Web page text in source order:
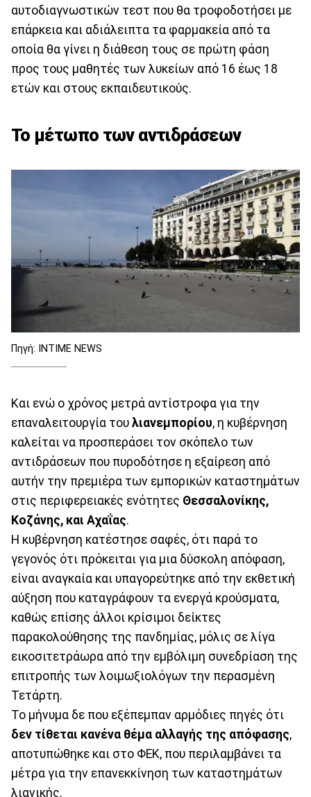
αυτοδιαγνωστικών τεστ που θα τροφοδοτήσει με
επάρκεια και αδιάλειπτα τα φαρμακεία από τα
οποία θα γίνει η διάθεση τους σε πρώτη φάση
προς τους μαθητές των λυκείων από 16 έως 18
ετών και στους εκπαιδευτικούς.
Το μέτωπο των αντιδράσεων
Πηγή: INTIME NEWS
Και ενώ ο χρόνος μετρά αντίστροφα για την
επαναλειτουργία του λιανεμπορίου, η κυβέρνηση
καλείται να προσπεράσει τον σκόπελο των
αντιδράσεων που πυροδότησε η εξαίρεση από
αυτήν την πρεμιέρα των εμπορικών καταστημάτων
στις περιφερειακές ενότητες Θεσσαλονίκης,
Κοζάνης, και Αχαΐας.
Η κυβέρνηση κατέστησε σαφές, ότι παρά το
γεγονός ότι πρόκειται για μια δύσκολη απόφαση,
είναι αναγκαία και υπαγορεύτηκε από την εκθετική
αύξηση που καταγράφουν τα ενεργά κρούσματα,
καθώς επίσης άλλοι κρίσιμοι δείκτες
παρακολούθησης της πανδημίας, μόλις σε λίγα
εικοσιτετράωρα από την εμβόλιμη συνεδρίαση της
επιτροπής των λοιμωξιολόγων την περασμένη
Τετάρτη.
Το μήνυμα δε που εξέπεμπαν αρμόδιες πηγές ότι
δεν τίθεται κανένα θέμα αλλαγής της απόφασης,
αποτυπώθηκε και στο ΦΕΚ, που περιλαμβάνει τα
μέτρα για την επανεκκίνηση των καταστημάτων
λιανικής.